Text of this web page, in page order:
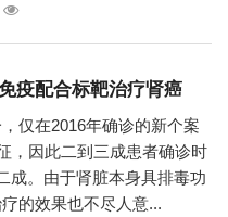
疫配合标靶治疗肾癌
仅在2016年确诊的新个案
，因此二到三成患者确诊时
成。由于肾脏本身具排毒功
的效果也不尽人意...